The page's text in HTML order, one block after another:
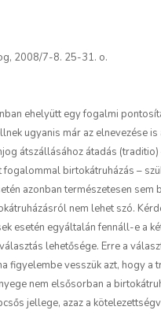
2008/7-8. 25-31. o.
ehelyütt egy fogalmi
ugyanis már az elnevezése is
átszállásához átadás (traditio
fogalommal birtokátruházás –
azonban természetesen sem
nem lehet szó.
esetén egyáltalán fennáll-e a
lehetősége. Erre a
figyelembe vesszük azt, hogy a
nem elsősorban a
jellege, azaz a